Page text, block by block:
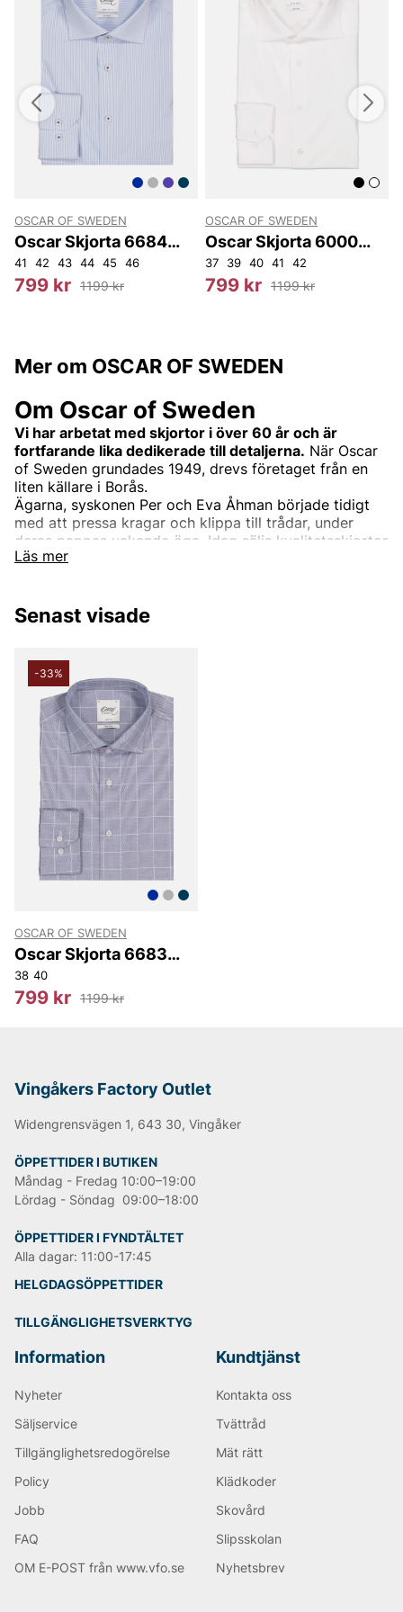
OSCAR OF SWEDEN
Oscar Skjorta 6684
Reg
41 42 43 44 45 46
799 kr 1199 kr
OSCAR OF SWEDEN
Oscar Skjorta 6000
Superslim
37 39 40 41 42
799 kr 1199 kr
Mer om OSCAR OF SWEDEN
Läs mer
Om Oscar of Sweden
Vi har arbetat med skjortor i över 60 år och är
fortfarande lika dedikerade till detaljerna. När Oscar
of Sweden grundades 1949, drevs företaget från en
liten källare i Borås.
Ägarna, syskonen Per och Eva Åhman började tidigt
med att pressa kragar och klippa till trådar, under
deras pappas vakande öga. Idag säljs kvalitetsskjortor
från Oscar of Sweden över hela världen, men designas
Vi är dedikerade till detaljerna. Varje söm, mönster,
passform och snitt måste vara helt perfekt. Vi lämnar
kännas att du bär en skjorta från Oscar of Sweden.
Därför lägger vi stor vikt i valet av exklusiva textilier,
knappar och tråd till vävningsteknik och tvättning av
tygerna. I tygväg erbjuder vi allt från linne till tvättat
denim, chambray.
Det finns inga speciella tillfällen eftersom varje tillfälle
är unikt och kräver sin skjorta. Därför har vi skjortor
som passar för vardag, arbete, fest, bröllop,
begravning eller andra stunder då din skjorta behöver
vara stilren, uppklädd, preppy, elegant, sportig, ledig,
eller bara snygg och bekväm.
Andra populära varumärken:
LEE
NN07
Björn Borg
Replay
Senast visade
-33%
OSCAR OF SWEDEN
Oscar Skjorta 6683
Slim
38 40
799 kr 1199 kr
Vingåkers Factory Outlet
Widengrensvägen 1, 643 30, Vingåker
ÖPPETTIDER I BUTIKEN
Måndag - Fredag 10:00–19:00
Lördag - Söndag 09:00–18:00
ÖPPETTIDER I FYNDTÄLTET
Alla dagar: 11:00-17:45
HELGDAGSÖPPETTIDER
TILLGÄNGLIGHETSVERKTYG
Information
Nyheter
Säljservice
Tillgänglighetsredogörelse
Policy
Jobb
FAQ
OM E-POST från www.vfo.se
Kundtjänst
Kontakta oss
Tvättråd
Mät rätt
Klädkoder
Skovård
Slipsskolan
Nyhetsbrev